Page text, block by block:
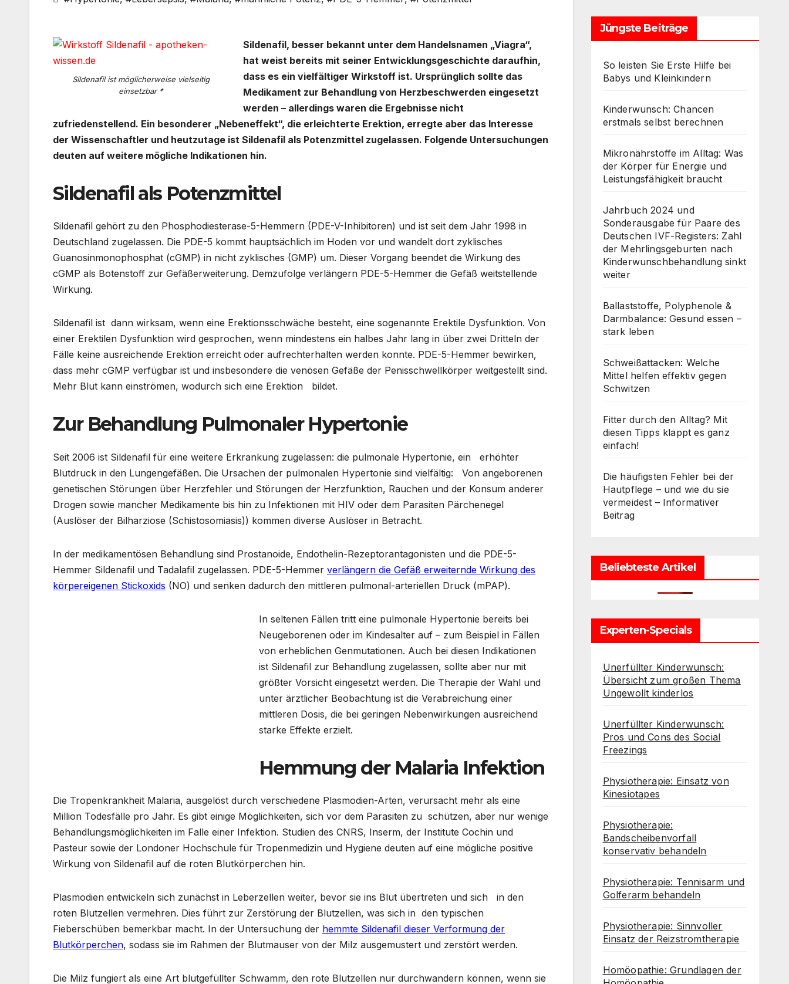
Sildenafil ist möglicherweise vielseitig
einsetzbar *
Sildenafil, besser bekannt unter dem Handelsnamen „Viagra“,
hat weist bereits mit seiner Entwicklungsgeschichte daraufhin,
dass es ein vielfältiger Wirkstoff ist. Ursprünglich sollte das
Medikament zur Behandlung von Herzbeschwerden eingesetzt
werden – allerdings waren die Ergebnisse nicht
zufriedenstellend. Ein besonderer „Nebeneffekt“, die erleichterte Erektion, erregte aber das Interesse
der Wissenschaftler und heutzutage ist Sildenafil als Potenzmittel zugelassen. Folgende Untersuchungen
deuten auf weitere mögliche Indikationen hin.
Sildenafil als Potenzmittel
Sildenafil gehört zu den Phosphodiesterase-5-Hemmern (PDE-V-Inhibitoren) und ist seit dem Jahr 1998 in
Deutschland zugelassen. Die PDE-5 kommt hauptsächlich im Hoden vor und wandelt dort zyklisches
Guanosinmonophosphat (cGMP) in nicht zyklisches (GMP) um. Dieser Vorgang beendet die Wirkung des
cGMP als Botenstoff zur Gefäßerweiterung. Demzufolge verlängern PDE-5-Hemmer die Gefäß weitstellende
Wirkung.
Sildenafil ist dann wirksam, wenn eine Erektionsschwäche besteht, eine sogenannte Erektile Dysfunktion. Von
einer Erektilen Dysfunktion wird gesprochen, wenn mindestens ein halbes Jahr lang in über zwei Dritteln der
Fälle keine ausreichende Erektion erreicht oder aufrechterhalten werden konnte. PDE-5-Hemmer bewirken,
dass mehr cGMP verfügbar ist und insbesondere die venösen Gefäße der Penisschwellkörper weitgestellt sind.
Mehr Blut kann einströmen, wodurch sich eine Erektion bildet.
Zur Behandlung Pulmonaler Hypertonie
Seit 2006 ist Sildenafil für eine weitere Erkrankung zugelassen: die pulmonale Hypertonie, ein erhöhter
Blutdruck in den Lungengefäßen. Die Ursachen der pulmonalen Hypertonie sind vielfältig: Von angeborenen
genetischen Störungen über Herzfehler und Störungen der Herzfunktion, Rauchen und der Konsum anderer
Drogen sowie mancher Medikamente bis hin zu Infektionen mit HIV oder dem Parasiten Pärchenegel
(Auslöser der Bilharziose (Schistosomiasis)) kommen diverse Auslöser in Betracht.
In der medikamentösen Behandlung sind Prostanoide, Endothelin-Rezeptorantagonisten und die PDE-5-
Hemmer Sildenafil und Tadalafil zugelassen. PDE-5-Hemmer verlängern die Gefäß erweiternde Wirkung des
körpereigenen Stickoxids (NO) und senken dadurch den mittleren pulmonal-arteriellen Druck (mPAP).
In seltenen Fällen tritt eine pulmonale Hypertonie bereits bei
Neugeborenen oder im Kindesalter auf – zum Beispiel in Fällen
von erheblichen Genmutationen. Auch bei diesen Indikationen
ist Sildenafil zur Behandlung zugelassen, sollte aber nur mit
größter Vorsicht eingesetzt werden. Die Therapie der Wahl und
unter ärztlicher Beobachtung ist die Verabreichung einer
mittleren Dosis, die bei geringen Nebenwirkungen ausreichend
starke Effekte erzielt.
Hemmung der Malaria Infektion
Die Tropenkrankheit Malaria, ausgelöst durch verschiedene Plasmodien-Arten, verursacht mehr als eine
Million Todesfälle pro Jahr. Es gibt einige Möglichkeiten, sich vor dem Parasiten zu schützen, aber nur wenige
Behandlungsmöglichkeiten im Falle einer Infektion. Studien des CNRS, Inserm, der Institute Cochin und
Pasteur sowie der Londoner Hochschule für Tropenmedizin und Hygiene deuten auf eine mögliche positive
Wirkung von Sildenafil auf die roten Blutkörperchen hin.
Plasmodien entwickeln sich zunächst in Leberzellen weiter, bevor sie ins Blut übertreten und sich in den
roten Blutzellen vermehren. Dies führt zur Zerstörung der Blutzellen, was sich in den typischen
Fieberschüben bemerkbar macht. In der Untersuchung der hemmte Sildenafil dieser Verformung der
Blutkörperchen, sodass sie im Rahmen der Blutmauser von der Milz ausgemustert und zerstört werden.
Die Milz fungiert als eine Art blutgefüllter Schwamm, den rote Blutzellen nur durchwandern können, wenn sie
Jüngste Beiträge
So leisten Sie Erste Hilfe bei
Babys und Kleinkindern
Kinderwunsch: Chancen
erstmals selbst berechnen
Mikronährstoffe im Alltag: Was
der Körper für Energie und
Leistungsfähigkeit braucht
Jahrbuch 2024 und
Sonderausgabe für Paare des
Deutschen IVF-Registers: Zahl
der Mehrlingsgeburten nach
Kinderwunschbehandlung sinkt
weiter
Ballaststoffe, Polyphenole &
Darmbalance: Gesund essen –
stark leben
Schweißattacken: Welche
Mittel helfen effektiv gegen
Schwitzen
Fitter durch den Alltag? Mit
diesen Tipps klappt es ganz
einfach!
Die häufigsten Fehler bei der
Hautpflege – und wie du sie
vermeidest – Informativer
Beitrag
Beliebteste Artikel
Experten-Specials
Unerfüllter Kinderwunsch:
Übersicht zum großen Thema
Ungewollt kinderlos
Unerfüllter Kinderwunsch:
Pros und Cons des Social
Freezings
Physiotherapie: Einsatz von
Kinesiotapes
Physiotherapie:
Bandscheibenvorfall
konservativ behandeln
Physiotherapie: Tennisarm und
Golferarm behandeln
Physiotherapie: Sinnvoller
Einsatz der Reizstromtherapie
Homöopathie: Grundlagen der